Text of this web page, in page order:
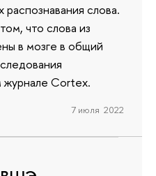
распознавания слова.
что слова из
в мозге в общий
журнале Cortex.
7 июля 2022